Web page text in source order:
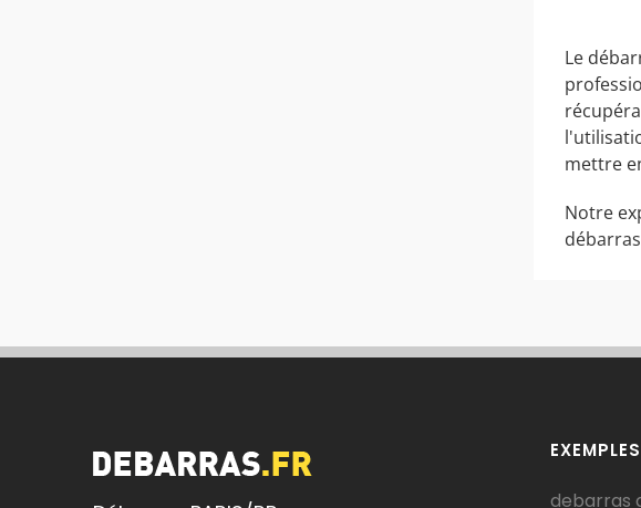
Le
mettre
Notre
debarras